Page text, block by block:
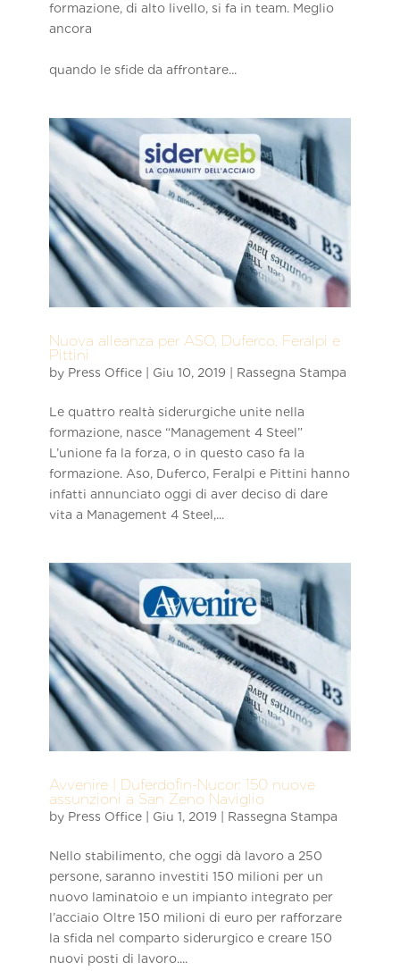
formazione, di alto livello, si fa in team. Meglio
ancora
quando le sfide da affrontare...
Nuova alleanza per ASO, Duferco, Feralpi e
Pittini
by Press Office| Giu 10, 2019| Rassegna Stampa
Le quattro realtà siderurgiche unite nella
formazione, nasce “Management 4 Steel”
L’unione fa la forza, o in questo caso fa la
formazione. Aso, Duferco, Feralpi e Pittini hanno
infatti annunciato oggi di aver deciso di dare
vita a Management 4 Steel,...
Avvenire | Duferdofin-Nucor: 150 nuove
assunzioni a San Zeno Naviglio
by Press Office| Giu 1, 2019| Rassegna Stampa
Nello stabilimento, che oggi dà lavoro a 250
persone, saranno investiti 150 milioni per un
nuovo laminatoio e un impianto integrato per
l’acciaio Oltre 150 milioni di euro per rafforzare
la sfida nel comparto siderurgico e creare 150
nuovi posti di lavoro....